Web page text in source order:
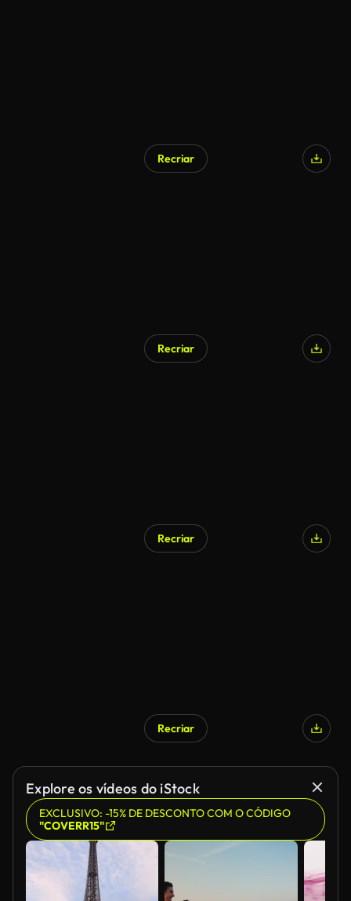
Recriar
Recriar
Recriar
Recriar
Explore os vídeos do iStock
EXCLUSIVO: -15% DE DESCONTO COM O CÓDIGO
"COVERR15"